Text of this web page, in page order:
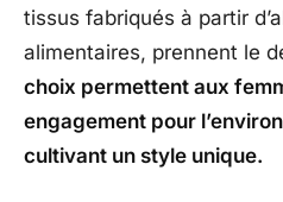
tissus fabriqués à partir
alimentaires, prennent le
choix permettent aux
engagement pour
cultivant un style unique.